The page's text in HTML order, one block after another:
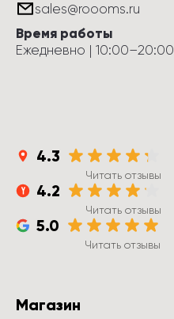
sales@roooms.ru
Время работы
Ежедневно | 10:00–20:00
4.3
Читать отзывы
4.2
Читать отзывы
5.0
Читать отзывы
Магазин